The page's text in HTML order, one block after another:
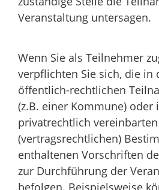
Veranstaltung untersagen.
Wenn Sie als Teilnehmer
verpflichten Sie sich, die in
öffentlich-rechtlichen
(z.B. einer Kommune) oder
privatrechtlich vereinbarten
(vertragsrechtlichen)
enthaltenen Vorschriften
zur Durchführung der
befolgen. Beispielsweise